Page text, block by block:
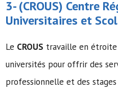
3- (CROUS) Centre
Universitaires et
Le CROUS travaille en
universités pour offrir des
professionnelle et des